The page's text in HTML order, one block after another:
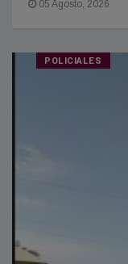
05 Agosto, 2026
POLICIALES